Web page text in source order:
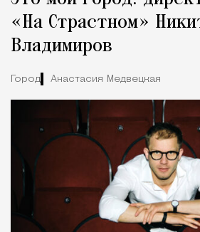
«На Страстном»
Владимиров
Город Анастасия Медвецкая